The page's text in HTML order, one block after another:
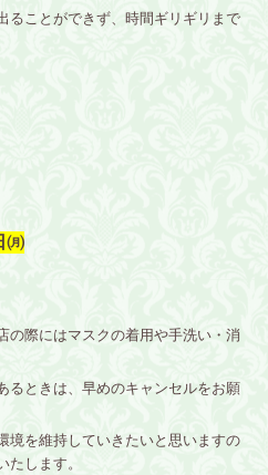
ることができず、時間ギリギリまで
㈪
の際にはマスクの着用や手洗い・消
るときは、早めのキャンセルをお願
境を維持していきたいと思いますの
します。